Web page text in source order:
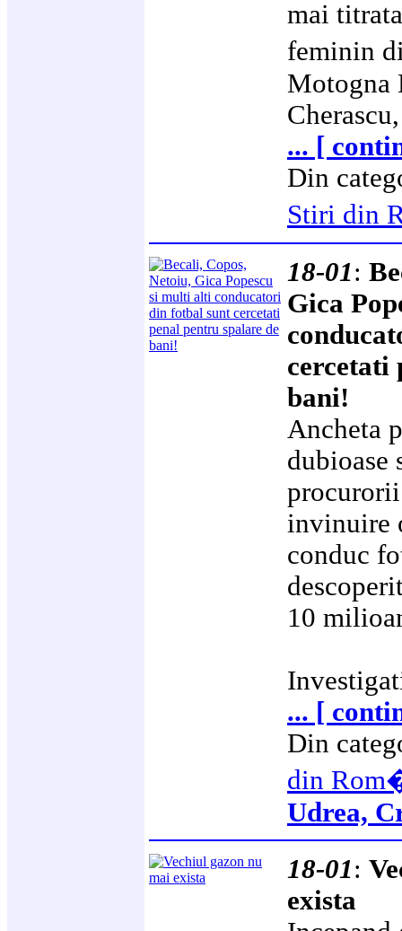
mai
feminin
Motogna
... [
Din
Stiri din
18-01:
Gica
cercetati
bani!
Ancheta
dubioase
invinuire
conduc
10
... [
Din
din
Udrea,
18-01:
exista